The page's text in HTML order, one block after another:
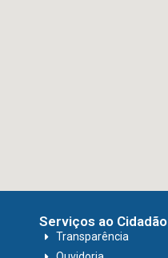
Serviços ao Cidadão
Transparência